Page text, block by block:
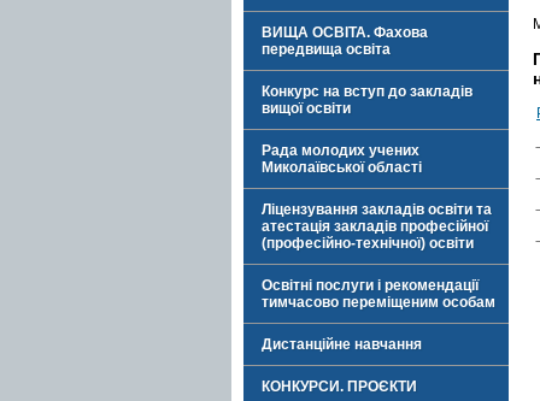
ВИЩА ОСВІТА. Фахова
передвища освіта
Конкурс на вступ до закладів
вищої освіти
Рада молодих учених
Миколаївської області
Ліцензування закладів освіти та
атестація закладів професійної
(професійно-технічної) освіти
Освітні послуги і рекомендації
тимчасово переміщеним особам
Дистанційне навчання
КОНКУРСИ. ПРОЄКТИ